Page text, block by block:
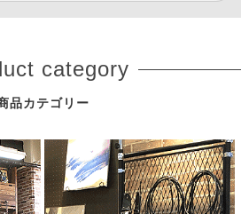
category
品カテゴリー